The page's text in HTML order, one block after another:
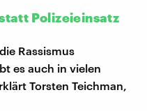
Polizeieinsatz
Rassismus
es auch in vielen
Torsten Teichman,